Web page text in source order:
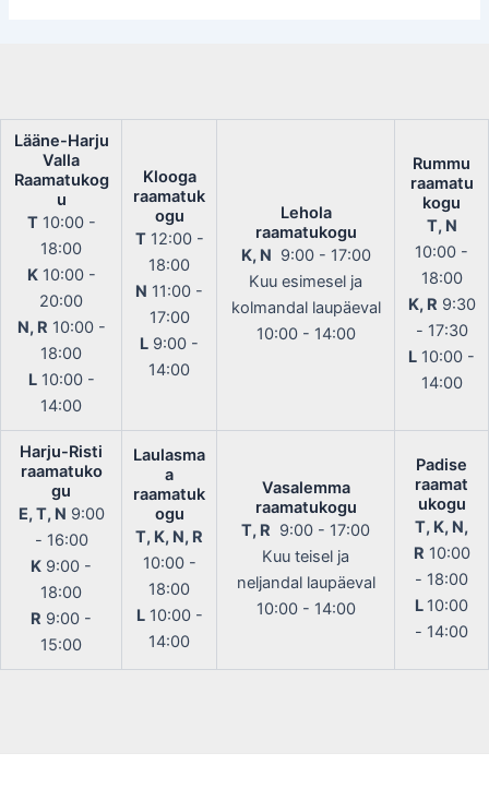
Lääne-Harju
Valla
Raamatukog
u
T10:00 -
18:00
K10:00 -
20:00
N, R 10:00 -
18:00
L10:00 -
14:00
Klooga
raamatuk
ogu
T12:00 -
18:00
N 11:00 -
17:00
L 9:00 -
14:00
Lehola
raamatukogu
K, N 9:00 - 17:00
Kuu esimesel ja
kolmandal laupäeval
10:00 - 14:00
Rummu
raamatu
kogu
T, N
10:00 -
18:00
K, R 9:30
- 17:30
L 10:00 -
14:00
Harju-Risti
raamatuko
gu
E, T, N 9:00
- 16:00
K 9:00 -
18:00
R 9:00 -
15:00
Laulasma
a
raamatuk
ogu
T, K, N, R
10:00 -
18:00
L10:00 -
14:00
Vasalemma
raamatukogu
T, R 9:00 - 17:00
Kuu teisel ja
neljandal laupäeval
10:00 - 14:00
Padise
raamat
ukogu
T, K, N,
R 10:00
- 18:00
L 10:00
- 14:00